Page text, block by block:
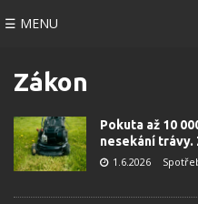
☰ MENU
Zákon
Pokuta až 10
nesekání trávy.
1.6.2026